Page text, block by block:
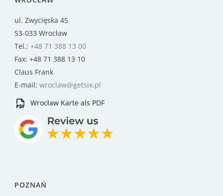
ul. Zwycięska 45
53-033 Wrocław
Tel.: +48 71 388 13 00
Fax: +48 71 388 13 10
Claus Frank
E-mail: wroclaw@getsix.pl
Wrocław Karte als PDF
POZNAŃ